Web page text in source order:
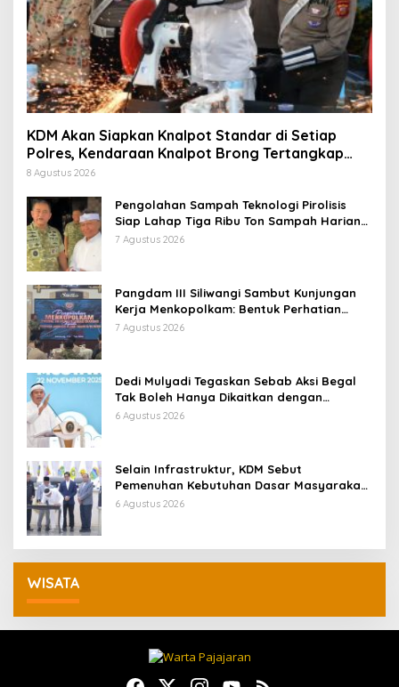
KDM Akan Siapkan Knalpot Standar di Setiap
Polres, Kendaraan Knalpot Brong Tertangkap
Langsung Ganti
8 Agustus 2026
Pengolahan Sampah Teknologi Pirolisis
Siap Lahap Tiga Ribu Ton Sampah Harian
Jawa Barat
7 Agustus 2026
Pangdam III Siliwangi Sambut Kunjungan
Kerja Menkopolkam: Bentuk Perhatian
Pemerintah
7 Agustus 2026
Dedi Mulyadi Tegaskan Sebab Aksi Begal
Tak Boleh Hanya Dikaitkan dengan
Ekonomi
6 Agustus 2026
Selain Infrastruktur, KDM Sebut
Pemenuhan Kebutuhan Dasar Masyarakat
Jadi Fokus APBD Jabar 2027
6 Agustus 2026
WISATA